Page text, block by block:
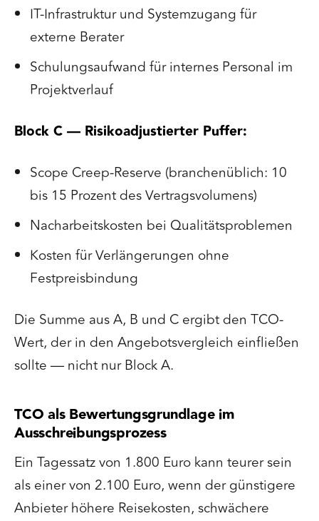
IT-Infrastruktur und Systemzugang für
externe Berater
Schulungsaufwand für internes Personal im
Projektverlauf
Block C — Risikoadjustierter Puffer:
Scope Creep-Reserve (branchenüblich: 10
bis 15 Prozent des Vertragsvolumens)
Nacharbeitskosten bei Qualitätsproblemen
Kosten für Verlängerungen ohne
Festpreisbindung
Die Summe aus A, B und C ergibt den TCO-
Wert, der in den Angebotsvergleich einfließen
sollte — nicht nur Block A.
TCO als Bewertungsgrundlage im
Ausschreibungsprozess
Ein Tagessatz von 1.800 Euro kann teurer sein
als einer von 2.100 Euro, wenn der günstigere
Anbieter höhere Reisekosten, schwächere